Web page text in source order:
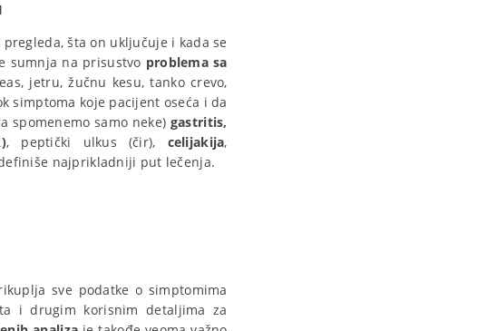
šta on uključuje i kada se
sumnja na prisustvo problema sa
jetru, žučnu kesu, tanko crevo,
simptoma koje pacijent oseća i da
spomenemo samo neke) gastritis,
, peptički ulkus (čir), celijakija,
najprikladniji put lečenja.
sve podatke o simptomima
i drugim korisnim detaljima za